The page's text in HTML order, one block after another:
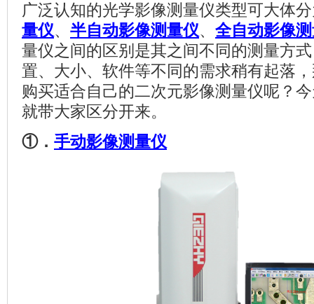
广泛认知的光学影像测量仪类型可大体
量仪、 半自动影像测量仪、 全自动影像
量仪之间的区别是其之间不同的测量方
置、大小、软件等不同的需求稍有起落
购买适合自己的二次元影像测量仪呢？
就带大家区分开来。
①． 手动影像测量仪